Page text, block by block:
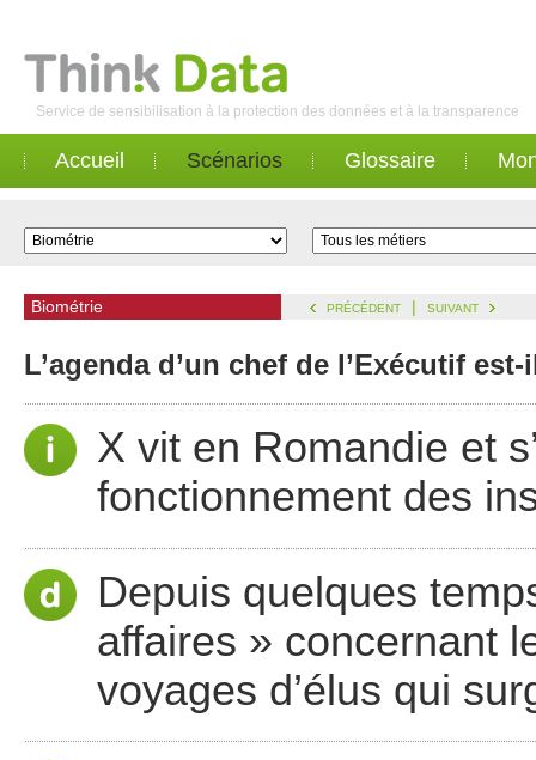
Service de sensibilisation à la protection des données et à la transparence
Accueil Scénarios Glossaire
Biométrie PRÉCÉDENT | SUIVANT
L’agenda d’un chef de l’Exécutif
X vit en Romandie et
fonctionnement des
Depuis quelques
affaires » concernant
voyages d’élus qui